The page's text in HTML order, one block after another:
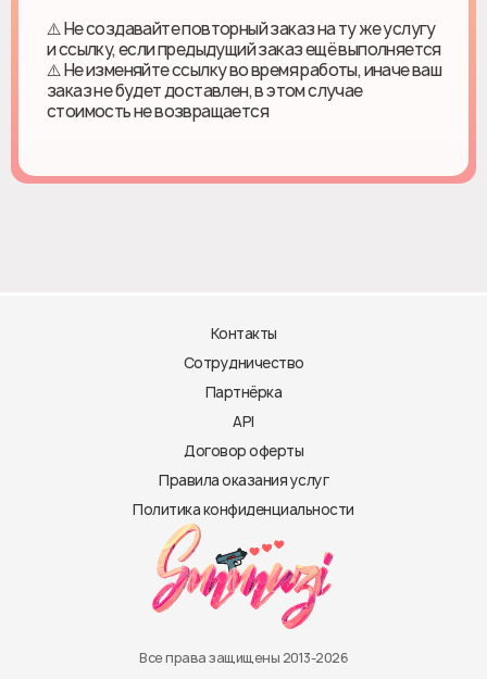
⚠️ Не создавайте повторный заказ на ту же услугу
и ссылку, если предыдущий заказ ещё выполняется
⚠️ Не изменяйте ссылку во время работы, иначе ваш
заказ не будет доставлен, в этом случае
стоимость не возвращается
Контакты
Сотрудничество
Партнёрка
API
Договор оферты
Правила оказания услуг
Политика конфиденциальности
Все права защищены 2013-2026